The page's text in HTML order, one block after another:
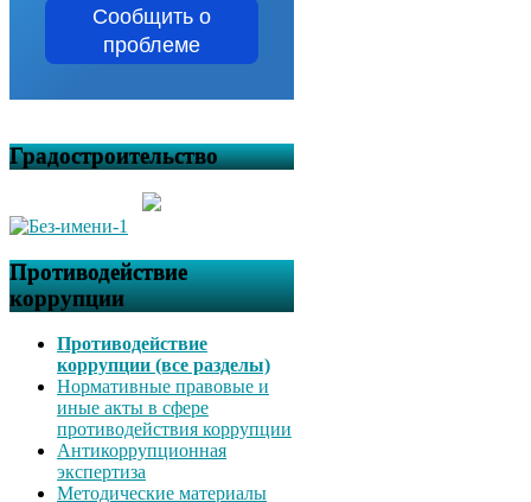
Сообщить о
проблеме
Градостроительство
Противодействие
коррупции
Противодействие
коррупции (все разделы)
Нормативные правовые и
иные акты в сфере
противодействия коррупции
Антикоррупционная
экспертиза
Методические материалы